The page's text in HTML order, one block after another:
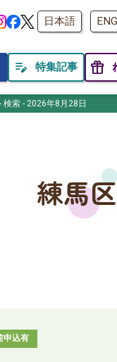
日本語
edit_note 特集記事 featured_seasonal_and_gifts
検索 - 2026年8月28日
練馬
申込有